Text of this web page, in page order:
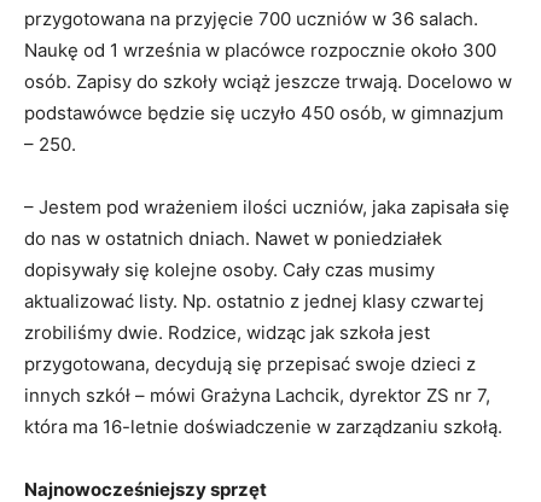
przygotowana na przyjęcie 700 uczniów w 36 salach.
Naukę od 1 września w placówce rozpocznie około 300
osób. Zapisy do szkoły wciąż jeszcze trwają. Docelowo w
podstawówce będzie się uczyło 450 osób, w gimnazjum
– 250.
– Jestem pod wrażeniem ilości uczniów, jaka zapisała się
do nas w ostatnich dniach. Nawet w poniedziałek
dopisywały się kolejne osoby. Cały czas musimy
aktualizować listy. Np. ostatnio z jednej klasy czwartej
zrobiliśmy dwie. Rodzice, widząc jak szkoła jest
przygotowana, decydują się przepisać swoje dzieci z
innych szkół – mówi Grażyna Lachcik, dyrektor ZS nr 7,
która ma 16-letnie doświadczenie w zarządzaniu szkołą.
Najnowocześniejszy sprzęt